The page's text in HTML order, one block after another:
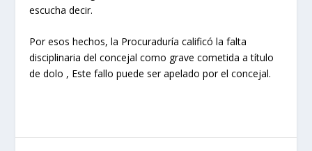
escucha decir.
Por esos hechos, la Procuraduría calificó la falta
disciplinaria del concejal como grave cometida a título
de dolo , Este fallo puede ser apelado por el concejal.